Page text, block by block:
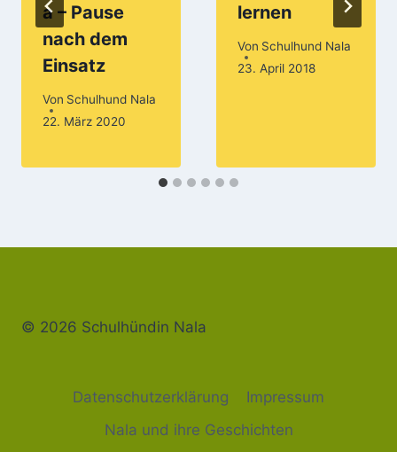
a – Pause
nach dem
Einsatz
Von Schulhund Nala
22. März 2020
lernen
Von Schulhund Nala
23. April 2018
© 2026 Schulhündin Nala
Datenschutzerklärung
Impressum
Nala und ihre Geschichten